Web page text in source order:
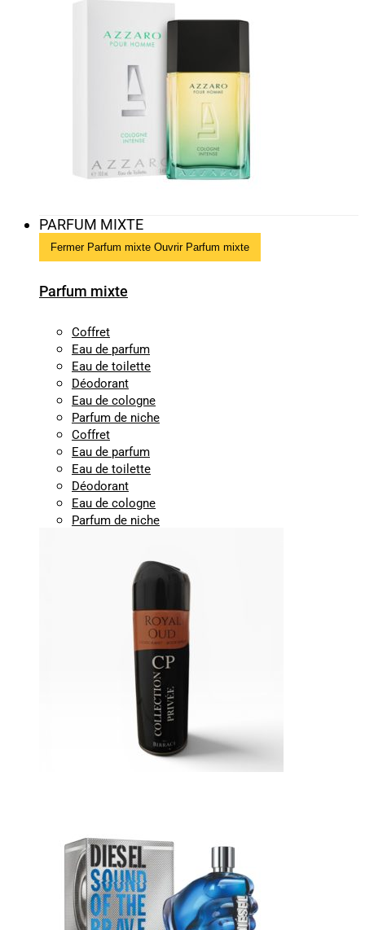
PARFUM MIXTE
Fermer Parfum mixte Ouvrir Parfum mixte
Parfum mixte
Coffret
Eau de parfum
Eau de toilette
Déodorant
Eau de cologne
Parfum de niche
Coffret
Eau de parfum
Eau de toilette
Déodorant
Eau de cologne
Parfum de niche